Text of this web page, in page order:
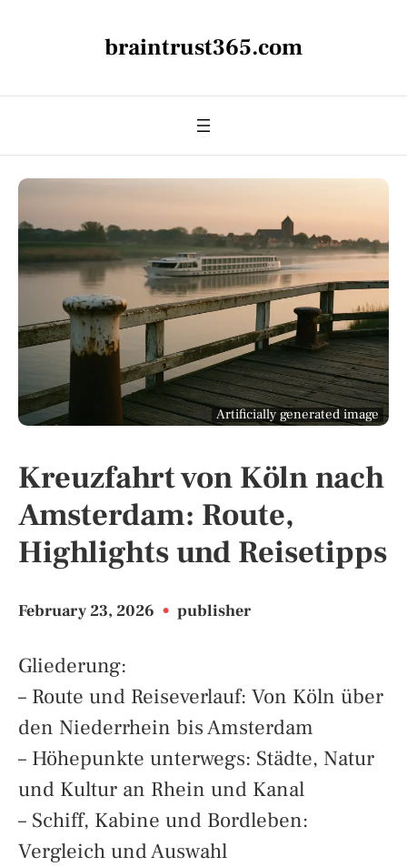
braintrust365.com
Artificially generated image
Kreuzfahrt von Köln nach
Amsterdam: Route,
Highlights und Reisetipps
February 23, 2026 • publisher
Gliederung:
– Route und Reiseverlauf: Von Köln über
den Niederrhein bis Amsterdam
– Höhepunkte unterwegs: Städte, Natur
und Kultur an Rhein und Kanal
– Schiff, Kabine und Bordleben:
Vergleich und Auswahl